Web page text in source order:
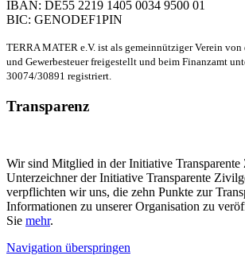
IBAN: DE55 2219 1405 0034 9500 01
BIC: GENODEF1PIN
TERRA MATER e.V. ist als gemeinnütziger Verein von
und Gewerbesteuer freigestellt und beim Finanzamt
30074/30891 registriert.
Transparenz
Wir sind Mitglied in der Initiative
Unterzeichner der Initiative Transparente
verpflichten wir uns, die zehn Punkte zur
Informationen zu unserer Organisation zu
Sie mehr.
Navigation überspringen